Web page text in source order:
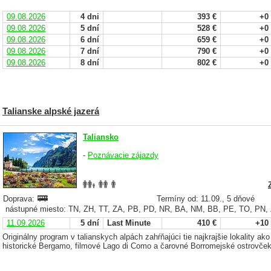
09.08.2026 4 dni 393 €
+0
09.08.2026
5 dní 528 €
+0
09.08.2026
6 dní 659 €
+0
09.08.2026
7 dní 790 €
+0
09.08.2026
8 dní 802 € +0
Talianske alpské jazerá
Taliansko
- Poznávacie zájazdy
Doprava:
Termíny od: 11.09., 5 dňové
nástupné miesto: TN, ZH, TT, ZA, PB, PD, NR, BA, NM, BB, PE, TO, PN,
11.09.2026
5 dní Last Minute 410 €
+10
Originálny program v talianskych alpách zahŕňajúci tie najkrajšie lokality
historické Bergamo, filmové Lago di Como a čarovné Borromejské